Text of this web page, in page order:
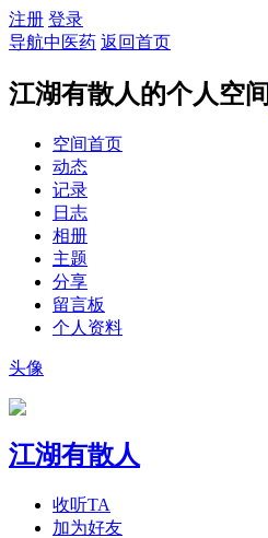
注册 登录
导航中医药 返回首页
江湖有散人的个人空间
空间首页
动态
记录
日志
相册
主题
分享
留言板
个人资料
头像
江湖有散人
收听TA
加为好友